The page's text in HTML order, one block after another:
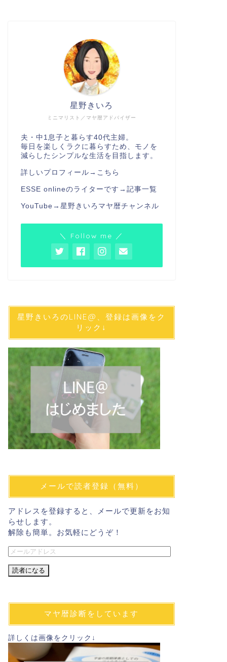
ミニマリスト／マヤ暦アドバイザー
星野きいろ
夫・中1息子と暮らす40代主婦。
毎日を楽しくラクに暮らすため、モノを
減らしたシンプルな生活を目指します。
詳しいプロフィール→ こちら
ESSE onlineのライターです→ 記事一覧
YouTube→ 星野きいろマヤ暦チャンネル
＼ Follow me ／
星野きいろのLINE@、登録は画像をク
リック↓
メールで読者登録（無料）
アドレスを登録すると、メールで更新をお知
らせします。
解除も簡単。お気軽にどうぞ！
メ
ル
レ
マヤ暦診断をしています
詳しくは画像をクリック↓